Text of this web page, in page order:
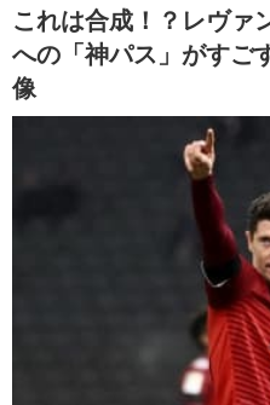
芸能
登録・ログ
これは合成！？レヴァ
への「神パス」がすご
像